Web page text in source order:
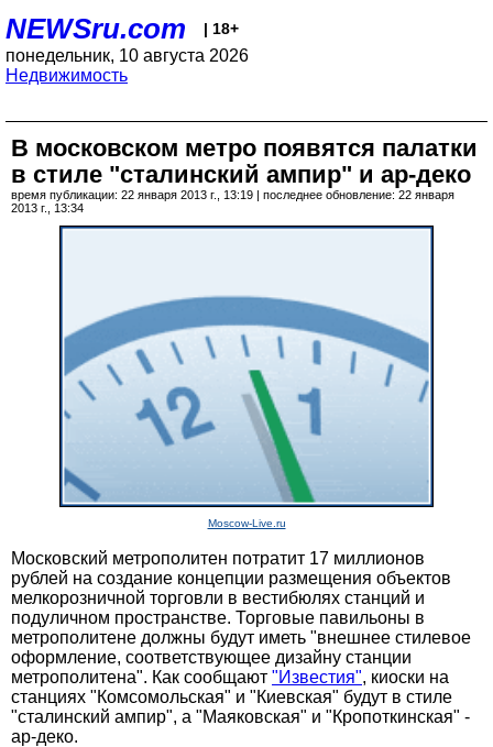
NEWSru.com | 18+
понедельник, 10 августа 2026
Недвижимость
В московском метро появятся палатки
в стиле "сталинский ампир" и ар-деко
время публикации: 22 января 2013 г., 13:19 | последнее обновление: 22 января
2013 г., 13:34
Moscow-Live.ru
Московский метрополитен потратит 17 миллионов
рублей на создание концепции размещения объектов
мелкорозничной торговли в вестибюлях станций и
подуличном пространстве. Торговые павильоны в
метрополитене должны будут иметь "внешнее стилевое
оформление, соответствующее дизайну станции
метрополитена". Как сообщают "Известия", киоски на
станциях "Комсомольская" и "Киевская" будут в стиле
"сталинский ампир", а "Маяковская" и "Кропоткинская" -
ар-деко.